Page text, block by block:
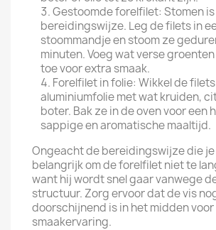
Gestoomde forelfilet: Stomen
bereidingswijze. Leg de filets in
stoommandje en stoom ze
minuten. Voeg wat verse
toe voor extra smaak.
Forelfilet in folie: Wikkel de
aluminiumfolie met wat kruiden,
boter. Bak ze in de oven voor een
sappige en aromatische maaltijd.
Ongeacht de bereidingswijze die
belangrijk om de forelfilet niet te
want hij wordt snel gaar vanwege
structuur. Zorg ervoor dat de vis
doorschijnend is in het midden
smaakervaring.